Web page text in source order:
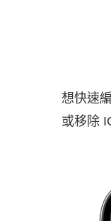
想快速
或移除